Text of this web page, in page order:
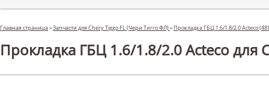
Главная страница»Запчасти для Chery Tiggo FL (Чери Тигго ФЛ)» Прокладка ГБЦ 1.6/1.8/2.0 Acteco
Прокладка ГБЦ 1.6/1.8/2.0 Acteco для